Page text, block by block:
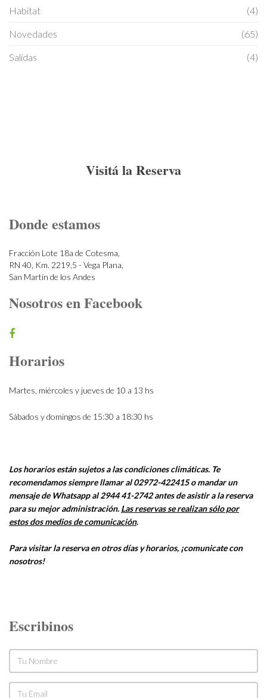
Habitat (4)
Novedades (65)
Salidas (4)
Visitá la Reserva
Donde estamos
Fracción Lote 18a de Cotesma,
RN 40, Km. 2219,5 - Vega Plana,
San Martín de los Andes
Nosotros en Facebook
Horarios
Martes, miércoles y jueves de 10 a 13 hs
Sábados y domingos de 15:30 a 18:30 hs
Los horarios están sujetos a las condiciones climáticas. Te
recomendamos siempre llamar al 02972-422415 o mandar un
mensaje de Whatsapp al 2944 41-2742 antes de asistir a la reserva
para su mejor administración. Las reservas se realizan sólo por
estos dos medios de comunicación.
Para visitar la reserva en otros días y horarios, ¡comunicate con
nosotros!
Escribinos